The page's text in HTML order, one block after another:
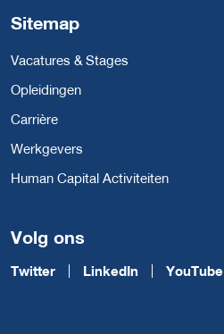
Sitemap
Vacatures & Stages
Opleidingen
Carrière
Werkgevers
Human Capital Activiteiten
Volg ons
Twitter LinkedIn YouTube